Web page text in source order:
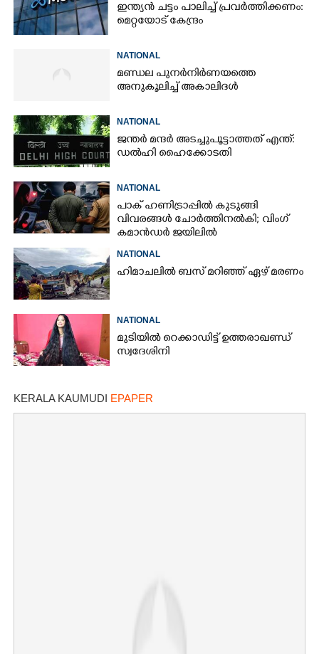
ഇന്ത്യൻ ചട്ടം പാലിച്ച് പ്രവർത്തിക്കണം:
മെറ്റയോട് കേന്ദ്രം
NATIONAL
മണ്ഡല പുനർനിർണയത്തെ
അനുകൂലിച്ച് അകാലിദൾ
NATIONAL
ജന്ത‌‌ർ മന്ദർ അടച്ചുപൂട്ടാത്തത് എന്ത്:
ഡൽഹി ഹൈക്കോടതി
NATIONAL
പാക് ഹണിട്രാപ്പിൽ കുടുങ്ങി
വിവരങ്ങൾ ചോർത്തിനൽകി;​ വിംഗ്
കമാൻഡർ ജയിലിൽ
NATIONAL
ഹിമാചലിൽ ബസ് മറിഞ്ഞ് ഏഴ് മരണം
NATIONAL
മുടിയിൽ റെക്കാഡിട്ട് ഉത്തരാഖണ്ഡ്
സ്വദേശിനി
KERALA KAUMUDI EPAPER